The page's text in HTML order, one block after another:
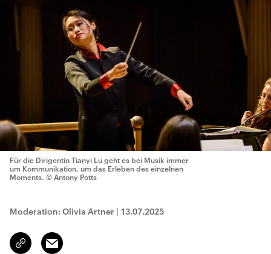
Für die Dirigentin Tianyi Lu geht es bei Musik immer
um Kommunikation, um das Erleben des einzelnen
Moments. © Antony Potts
Moderation: Olivia Artner | 13.07.2025
Link
kopieren/teilen
Email